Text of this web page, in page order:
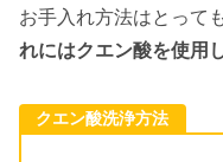
お手入れ方法はとって
れにはクエン酸を使用
クエン酸洗浄方法